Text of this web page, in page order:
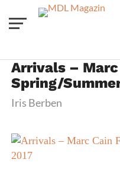
Arrivals – Marc
Spring/
Iris Berben